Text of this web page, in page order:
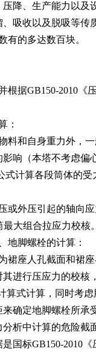
降、生产能力以
吸收以及脱吸等传
有的多达数百块。
根据GB150-2010《
：
料和自身重力外，
响（本塔不考虑
式计算各段筒体的
或外压引起的轴向
大组合拉应力校核
地脚螺栓的计算：
裙座人孔截面和裙
进行压应力的校
算式计算，同时考
来确定地脚螺栓所承
析中计算的危险
是国标GB150-2010《